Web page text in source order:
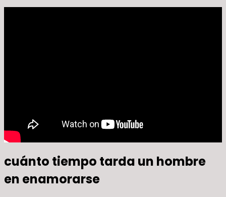
cuánto tiempo tarda un hombre
en enamorarse